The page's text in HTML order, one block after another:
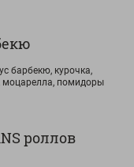
барбекю, курочка,
моцарелла, помидоры
роллов